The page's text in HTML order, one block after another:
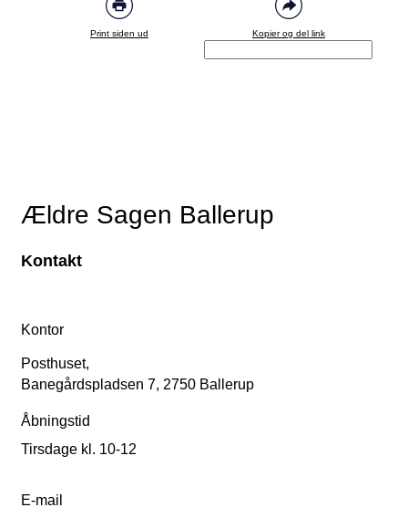
Print siden ud Kopier og del link
Ældre Sagen Ballerup
Kontakt
Kontor
Posthuset,
Banegårdspladsen 7, 2750 Ballerup
Åbningstid
Tirsdage kl. 10-12
E-mail